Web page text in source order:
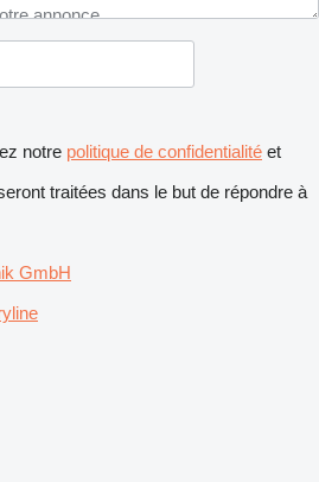
notre politique de confidentialité et
traitées dans le but de répondre à
GmbH